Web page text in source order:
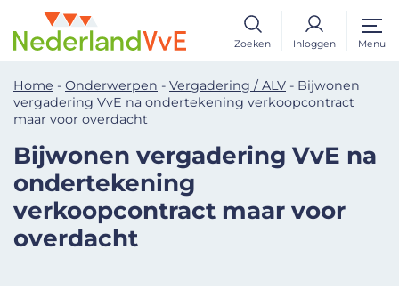
Zoeken Inloggen Menu
Home - Onderwerpen - Vergadering / ALV - Bijwonen
vergadering VvE na ondertekening verkoopcontract
maar voor overdacht
Bijwonen vergadering VvE na
ondertekening
verkoopcontract maar voor
overdacht